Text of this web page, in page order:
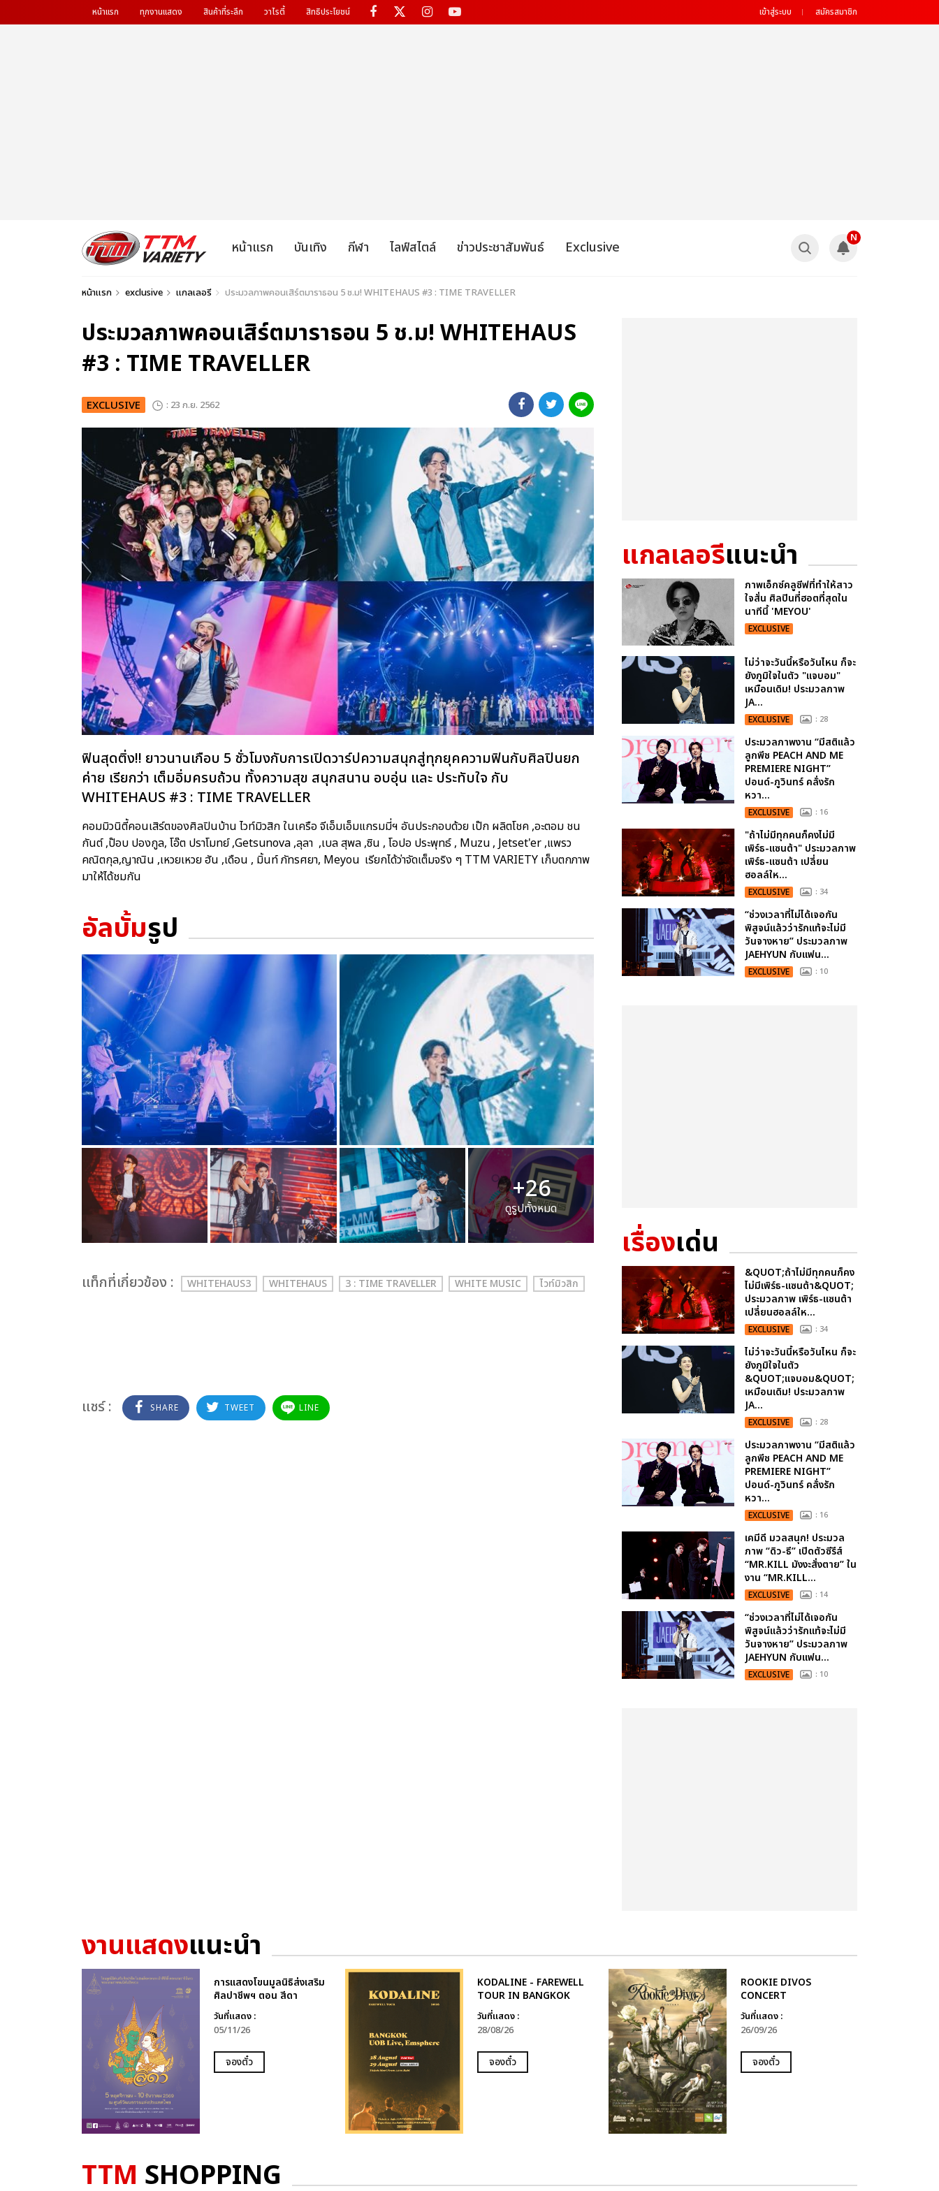
หน้าแรก ทุกงานแสดง สินค้าที่ระลึก วาไรตี้ สิทธิประโยชน์ เข้าสู่ระบบ สมัครสมาชิก
หน้าแรก บันเทิง กีฬา ไลฟ์สไตล์ ข่าวประชาสัมพันธ์ Exclusive
N
หน้าแรก exclusive แกลเลอรี ประมวลภาพคอนเสิร์ตมาราธอน 5 ช.ม! WHITEHAUS #3 : TIME TRAVELLER
ประมวลภาพคอนเสิร์ตมาราธอน 5 ช.ม! WHITEHAUS
#3 : TIME TRAVELLER
EXCLUSIVE : 23 ก.ย. 2562
ฟินสุดติ่ง!! ยาวนานเกือบ 5 ชั่วโมงกับการเปิดวาร์ปความสนุกสู่ทุกยุคความฟินกับศิลปินยก
ค่าย เรียกว่า เต็มอิ่มครบถ้วน ทั้งความสุข สนุกสนาน อบอุ่น และ ประทับใจ กับ
WHITEHAUS #3 : TIME TRAVELLER
คอมมิวนิตี้คอนเสิร์ตของศิลปินบ้าน ไวท์มิวสิก ในเครือ จีเอ็มเอ็มแกรมมี่ฯ อันประกอบด้วย เป๊ก ผลิตโชค ,อะตอม ชน
กันต์ ,ป๊อบ ปองกูล, โอ๊ต ปราโมทย์ ,Getsunova ,ลุลา ,เบล สุพล ,ซิน , โอปอ ประพุทธ์ , Muzu , Jetset'er ,แพรว
คณิตกุล,ญาณิน ,เหวยเหวย ฮัน ,เดือน , มิ้นท์ ภัทรศยา, Meyou เรียกได้ว่าจัดเต็มจริง ๆ TTM VARIETY เก็บตกภาพ
มาให้ได้ชมกัน
อัลบั้มรูป
+26
ดูรูปทั้งหมด
เเท็กที่เกี่ยวข้อง : WHITEHAUS3 WHITEHAUS 3 : TIME TRAVELLER WHITE MUSIC ไวท์มิวสิก
แชร์ : SHARE TWEET LINE
แกลเลอรีแนะนำ
ภาพเอ็กซ์คลูซีฟที่ทำให้สาว
ใจสั่น ศิลปินที่ฮอตที่สุดใน
นาทีนี้ 'MEYOU'
EXCLUSIVE
ไม่ว่าจะวันนี้หรือวันไหน ก็จะ
ยังภูมิใจในตัว "แจบอม"
เหมือนเดิม! ประมวลภาพ
JA...
EXCLUSIVE : 28
ประมวลภาพงาน “มีสติแล้ว
ลูกพีช PEACH AND ME
PREMIERE NIGHT”
ปอนด์-ภูวินทร์ คลั่งรัก
หวา...
EXCLUSIVE : 16
"ถ้าไม่มีทุกคนก็คงไม่มี
เพิร์ธ-แซนต้า" ประมวลภาพ
เพิร์ธ-แซนต้า เปลี่ยน
ฮอลล์ให...
EXCLUSIVE : 34
“ช่วงเวลาที่ไม่ได้เจอกัน
พิสูจน์แล้วว่ารักแท้จะไม่มี
วันจางหาย” ประมวลภาพ
JAEHYUN กับแฟน...
EXCLUSIVE : 10
เรื่องเด่น
&QUOT;ถ้าไม่มีทุกคนก็คง
ไม่มีเพิร์ธ-แซนต้า&QUOT;
ประมวลภาพ เพิร์ธ-แซนต้า
เปลี่ยนฮอลล์ให...
EXCLUSIVE : 34
ไม่ว่าจะวันนี้หรือวันไหน ก็จะ
ยังภูมิใจในตัว
&QUOT;แจบอม&QUOT;
เหมือนเดิม! ประมวลภาพ
JA...
EXCLUSIVE : 28
ประมวลภาพงาน “มีสติแล้ว
ลูกพีช PEACH AND ME
PREMIERE NIGHT”
ปอนด์-ภูวินทร์ คลั่งรัก
หวา...
EXCLUSIVE : 16
เคมีดี มวลสนุก! ประมวล
ภาพ “ดิว-ธี” เปิดตัวซีรีส์
“MR.KILL มังงะสั่งตาย” ใน
งาน “MR.KILL...
EXCLUSIVE : 14
“ช่วงเวลาที่ไม่ได้เจอกัน
พิสูจน์แล้วว่ารักแท้จะไม่มี
วันจางหาย” ประมวลภาพ
JAEHYUN กับแฟน...
EXCLUSIVE : 10
งานแสดงแนะนำ
การแสดงโขนมูลนิธิส่งเสริม
ศิลปาชีพฯ ตอน สีดา
วันที่แสดง :
05/11/26
จองตั๋ว
KODALINE - FAREWELL
TOUR IN BANGKOK
วันที่แสดง :
28/08/26
จองตั๋ว
ROOKIE DIVOS
CONCERT
วันที่แสดง :
26/09/26
จองตั๋ว
TTM SHOPPING